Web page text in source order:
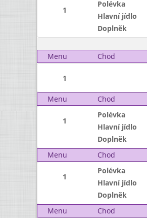
1
Polévka
Hlavní jídlo
Doplněk
Menu
Chod
1
Menu Chod
1
Polévka
Hlavní jídlo
Doplněk
Menu
Chod
1
Polévka
Hlavní jídlo
Doplněk
Menu
Chod